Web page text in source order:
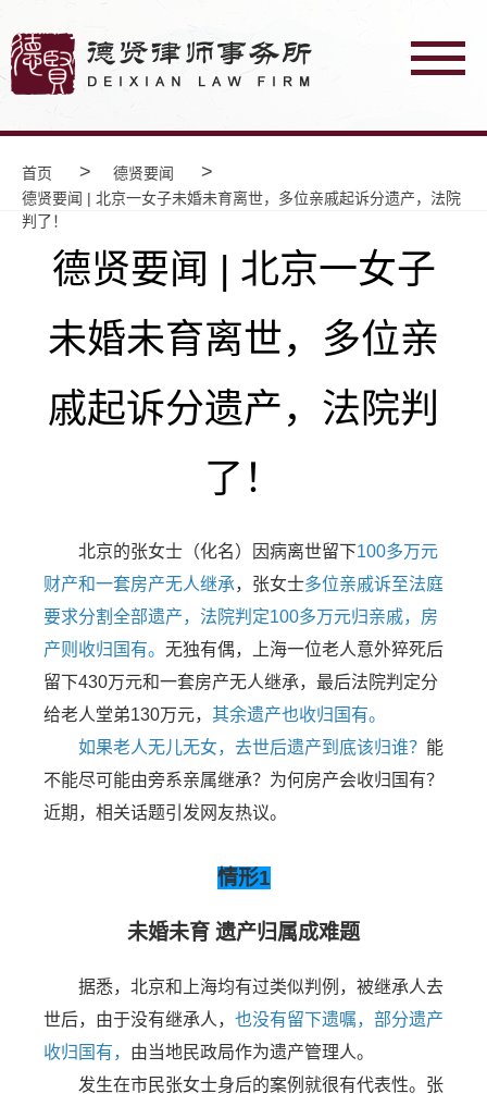
首页 > 德贤要闻 >
德贤要闻 | 北京一女子未婚未育离世，多位亲戚起诉分遗产，法院
判了！
德贤要闻 | 北京一女子
未婚未育离世，多位亲
戚起诉分遗产，法院判
了！
北京的张女士（化名）因病离世留下100多万元
财产和一套房产无人继承，张女士多位亲戚诉至法庭
要求分割全部遗产，法院判定100多万元归亲戚，房
产则收归国有。 无独有偶，上海一位老人意外猝死后
留下430万元和一套房产无人继承，最后法院判定分
给老人堂弟130万元， 其余遗产也收归国有。
如果老人无儿无女，去世后遗产到底该归谁？ 能
不能尽可能由旁系亲属继承？为何房产会收归国有？
近期，相关话题引发网友热议。
情形1
未婚未育 遗产归属成难题
据悉，北京和上海均有过类似判例，被继承人去
世后，由于没有继承人， 也没有留下遗嘱，部分遗产
收归国有， 由当地民政局作为遗产管理人。
发生在市民张女士身后的案例就很有代表性。张